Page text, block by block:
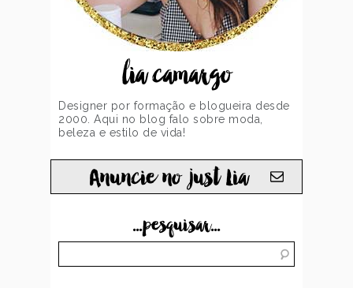
lia camargo
Designer por formação e blogueira desde
2000. Aqui no blog falo sobre moda,
beleza e estilo de vida!
Anuncie no just Lia
...pesquisar...